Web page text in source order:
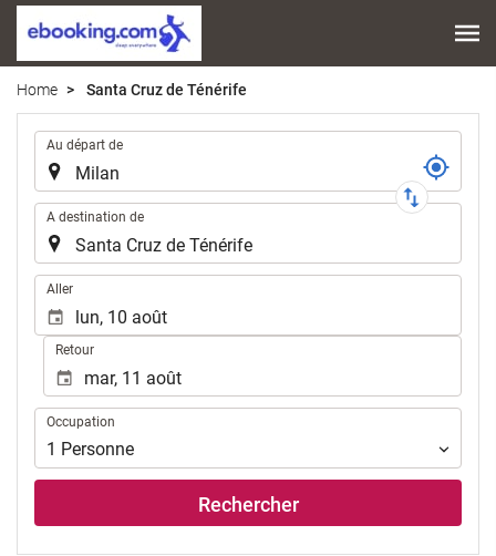
Home Santa Cruz de Ténérife
Trajet
Au départ de
A destination de
Aller
Retour
Occupation
Occupation
1 Personne
Rechercher